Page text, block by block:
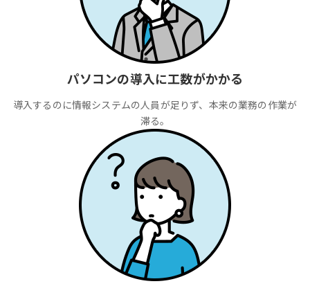
パソコンの導入に工数がかかる
導入するのに情報システムの人員が足りず、本来の業務の作業が
滞る。